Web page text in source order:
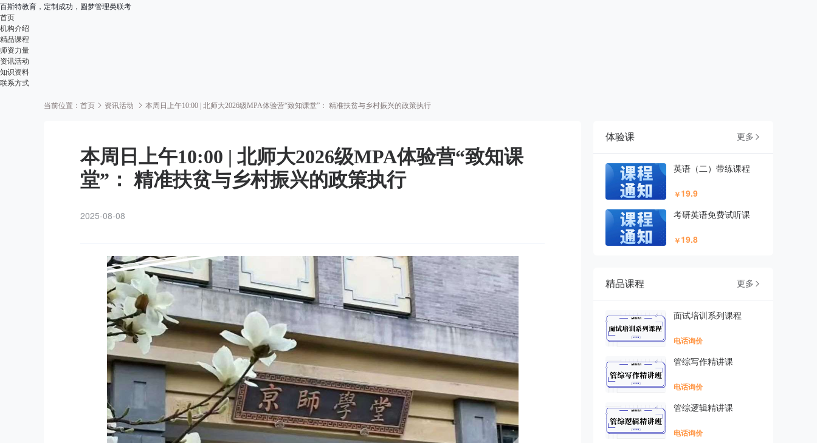
百斯特教育，定制成功，圆梦管理类联考
首页
机构介绍
精品课程
师资力量
资讯活动
知识资料
联系方式
当前位置： 首页 资讯活动 本周日上午10:00 | 北师大2026级MPA体验营“致知课堂”： 精准扶贫与乡村振兴的政策执行
本周日上午10:00 | 北师大2026级MPA体验营“致知课
堂”： 精准扶贫与乡村振兴的政策执行
2025-08-08
体验课 更多 
英语（二）带练课程
￥19.9
考研英语免费试听课
￥19.8
精品课程 更多 
面试培训系列课程
电话询价
管综写作精讲课
电话询价
管综逻辑精讲课
电话询价